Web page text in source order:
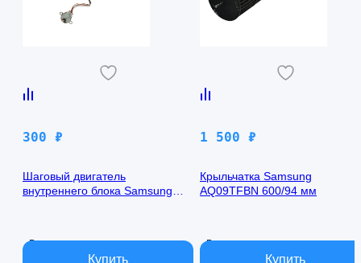
300 ₽
Шаговый двигатель
внутреннего блока Samsung
В наличии
1 500 ₽
Крыльчатка Samsung
AQ09TFBN 600/94 мм
В наличии